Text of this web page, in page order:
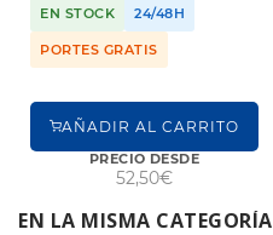
EN STOCK 24/48H
PORTES GRATIS
AÑADIR AL CARRITO
PRECIO DESDE
52,50€
EN LA MISMA CATEGORÍA